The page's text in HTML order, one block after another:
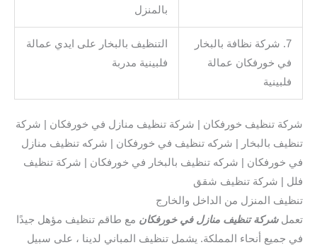
بالمنزل
7. شركة نظافة بالبخار
في خورفكان عمالة
فلبينية
التنظيف بالبخار على ايدي عمالة
فلبينية مدربة
شركة تنظيف خورفكان | شركة تنظيف منازل في خورفكان | شركة
تنظيف بالبخار | شركه تنظيف في خورفكان | شركه تنظيف منازل
في خورفكان | شركه تنظيف بالبخار في خورفكان | شركة تنظيف
فلل | شركة تنظيف شقق
تنظيف المنزل من الداخل والخارج
تعملشركة تنظيف منازل في خورفكان مع طاقم تنظيف مؤهل جيدًا
في جميع أنحاء المملكة. يشمل تنظيف المباني لدينا ، على سبيل